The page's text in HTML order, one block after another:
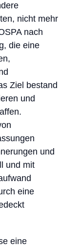
nicht mehr
nach
die eine
Ziel bestand
und
und
und mit
eine
eine